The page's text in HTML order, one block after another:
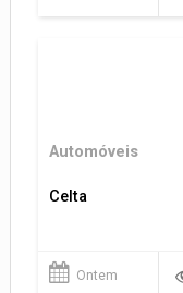
Automóveis
Celta
Ontem